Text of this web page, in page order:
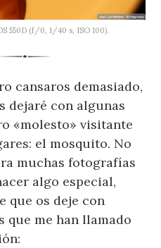
550D (f/0, 1/40 s, ISO 100).
cansaros demasiado,
dejaré con algunas
«molesto» visitante
el mosquito. No
muchas fotografías
algo especial,
que os deje con
que me han llamado